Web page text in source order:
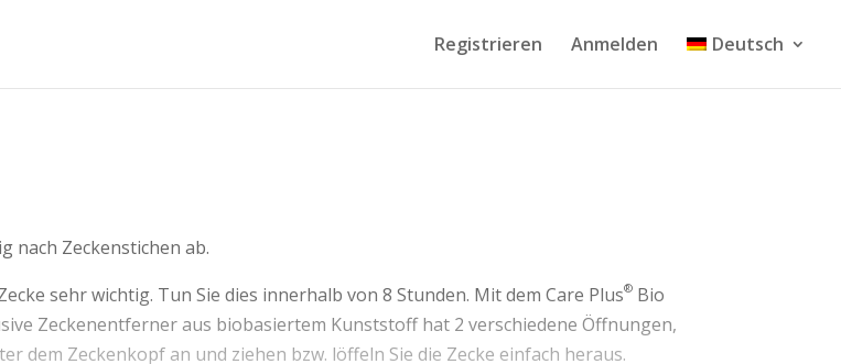
Registrieren Anmelden Deutsch
nach Zeckenstichen ab.
sehr wichtig. Tun Sie dies innerhalb von 8 Stunden. Mit dem Care Plus® Bio
Zeckenentferner aus biobasiertem Kunststoff hat 2 verschiedene Öffnungen,
dem Zeckenkopf an und ziehen bzw. löffeln Sie die Zecke einfach heraus.